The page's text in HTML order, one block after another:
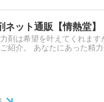
ネット通販【情熱堂】
剤は希望を叶えてくれま
紹介。 あなたにあった精